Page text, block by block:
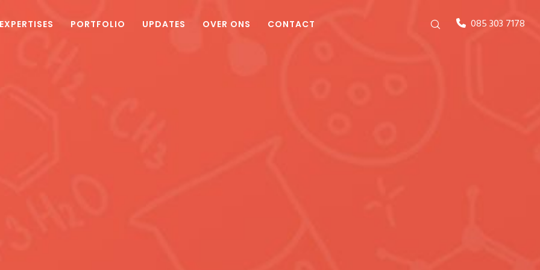
085 303 7178
EXPERTISES PORTFOLIO UPDATES OVER ONS CONTACT